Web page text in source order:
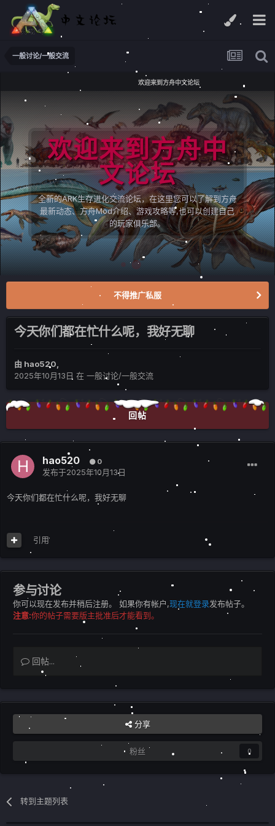
一般讨论/一般交流
欢迎来到方舟中文论坛
欢迎来到方舟中
文论坛
全新的ARK生存进化交流论坛，在这里您可以了解到方舟
最新动态、方舟Mod介绍、游戏攻略等,也可以创建自己
的玩家俱乐部。
不得推广私服
今天你们都在忙什么呢，我好无聊
由 hao520,
2025年10月13日 在 一般讨论/一般交流
回帖
hao520 0
发布于2025年10月13日
今天你们都在忙什么呢，我好无聊
引用
参与讨论
你可以现在发布并稍后注册。 如果你有帐户,现在就登录发布帖子。
注意:你的帖子需要版主批准后才能看到。
回帖...
分享
粉丝 0
转到主题列表